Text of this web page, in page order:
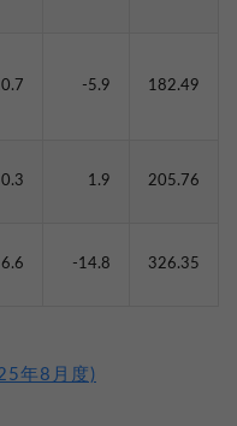
-5.9 182.49
0.3 1.9 205.76
6.6 -14.8 326.35
年8月度)